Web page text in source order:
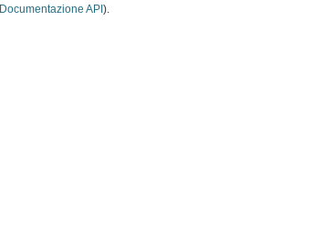
Documentazione API ).